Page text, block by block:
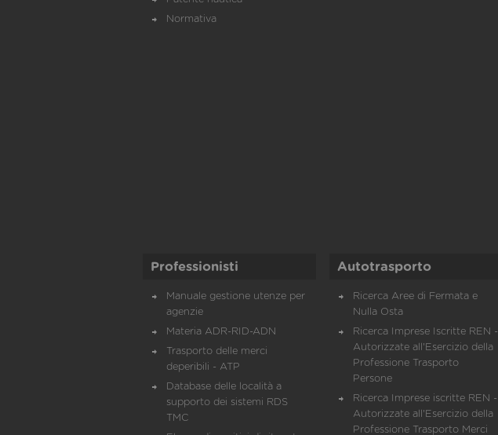
Normativa
Professionisti
Manuale gestione utenze per
agenzie
Materia ADR-RID-ADN
Trasporto delle merci
deperibili - ATP
Database delle località a
supporto dei sistemi RDS
TMC
Autotrasporto
Ricerca Aree di Fermata e
Nulla Osta
Ricerca Imprese Iscritte REN -
Autorizzate all'Esercizio della
Professione Trasporto
Persone
Ricerca Imprese iscritte REN -
Autorizzate all'Esercizio della
Professione Trasporto Merci